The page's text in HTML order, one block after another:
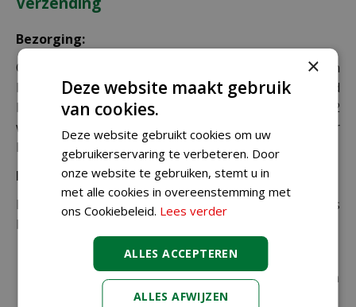
Bezorging:
Om uw bestelling goed en veilig bij u thuis te laten
bezorgen maken wij gebruik van PostNL. De levertijd
bedraagt doorgaans tussen de 1 en 2
werkdagen. Deze bezorgtijd geldt zowel voor
Nederland als België.
Bezorgkosten Nederland:
Bestellingen van € 49,95 of meer verzenden wij gratis
binnen Nederland.
€ 6,99 voor bestellingen onder € 49,95 voor de
rest van de producten die via pakketpost worden
×
Deze website maakt gebruik
van cookies.
Deze website gebruikt cookies om uw
gebruikerservaring te verbeteren. Door
onze website te gebruiken, stemt u in
met alle cookies in overeenstemming met
ons Cookiebeleid. Lees verder
ALLES ACCEPTEREN
ALLES AFWIJZEN